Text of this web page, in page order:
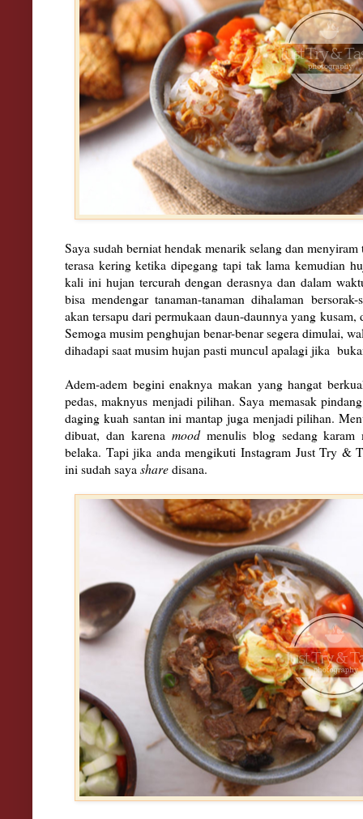
Saya sudah berniat hendak menarik selang dan
terasa kering ketika dipegang tapi tak lama kemudian
kali ini hujan tercurah dengan derasnya dan dalam
bisa mendengar tanaman-tanaman dihalaman
akan tersapu dari permukaan daun-daunnya yang
Semoga musim penghujan benar-benar segera dimulai,
dihadapi saat musim hujan pasti muncul apalagi jika
Adem-adem begini enaknya makan yang hangat
pedas, maknyus menjadi pilihan. Saya memasak
daging kuah santan ini mantap juga menjadi pilihan.
dibuat, dan karena moodmenulis blog sedang karam
belaka. Tapi jika anda mengikuti Instagram Just Try &
ini sudah saya sharedisana.